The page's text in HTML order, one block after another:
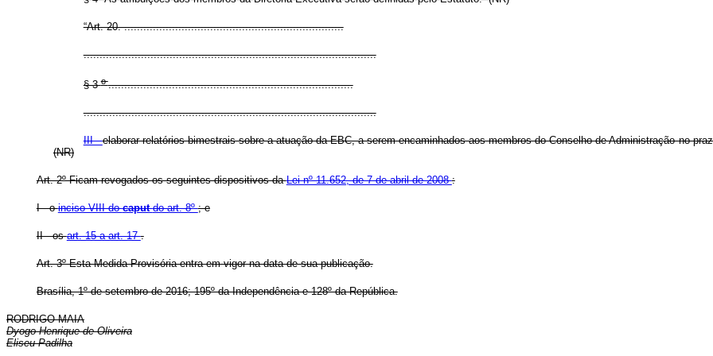
“Art. 20. .....................................................................
............................................................................................
§ 3o.............................................................................
............................................................................................
III -elaborar relatórios bimestrais sobre a atuação da EBC, a serem encaminhados aos membros do Conselho de Administração no
(NR)
Art. 2º Ficam revogados os seguintes dispositivos daLei nº 11.652, de 7 de abril de 2008:
I - oinciso VIII docaputdo art. 8º; e
II - osart. 15 a art. 17.
Art. 3º Esta Medida Provisória entra em vigor na data de sua publicação.
Brasília, 1º de setembro de 2016; 195º da Independência e 128º da República.
RODRIGO MAIA
Dyogo Henrique de Oliveira
Eliseu Padilha